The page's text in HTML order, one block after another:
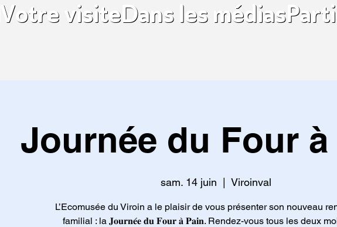
Votre visiteDans les médias
Journée du Four à
sam. 14 juin Viroinval
L’Ecomusée du Viroin a le plaisir de vous présenter son nouveau
familial : la 𝐉𝐨𝐮𝐫𝐧𝐞́𝐞 𝐝𝐮 𝐅𝐨𝐮𝐫 𝐚̀ 𝐏𝐚𝐢𝐧. Rendez-vous tous les deux